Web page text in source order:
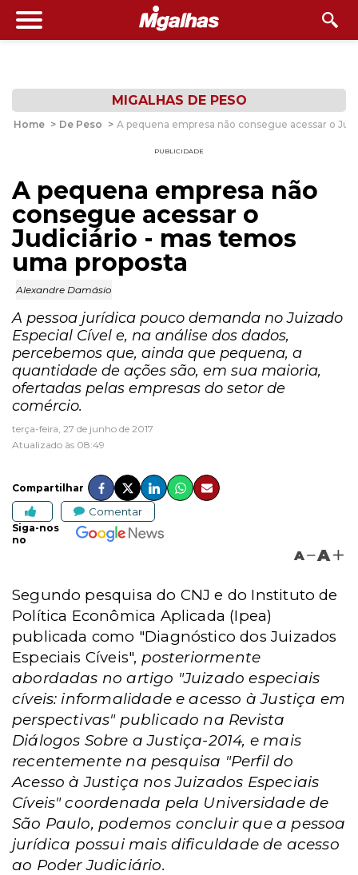
MIGALHAS DE PESO
Home > De Peso > A pequena empresa não consegue acessar o
PUBLICIDADE
A pequena empresa não
consegue acessar o
Judiciário - mas temos
uma proposta
Alexandre Damásio
A pessoa jurídica pouco demanda no Juizado
Especial Cível e, na análise dos dados,
percebemos que, ainda que pequena, a
quantidade de ações são, em sua maioria,
ofertadas pelas empresas do setor de
comércio.
terça-feira, 27 de junho de 2017
Atualizado às 08:49
Compartilhar
Comentar
Siga-nos
no
A A
Segundo pesquisa do CNJ e do Instituto de
Política Econômica Aplicada (Ipea)
publicada como "Diagnóstico dos Juizados
Especiais Cíveis", posteriormente
abordadas no artigo "Juizado especiais
cíveis: informalidade e acesso à Justiça em
perspectivas" publicado na Revista
Diálogos Sobre a Justiça-2014, e mais
recentemente na pesquisa "Perfil do
Acesso à Justiça nos Juizados Especiais
Cíveis" coordenada pela Universidade de
São Paulo, podemos concluir que a pessoa
jurídica possui mais dificuldade de acesso
ao Poder Judiciário.